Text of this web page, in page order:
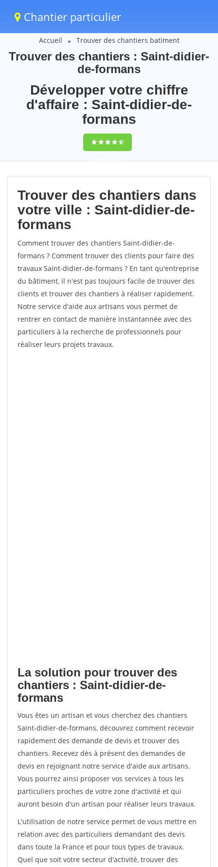
Chantier particulier
Accueil Trouver des chantiers batiment
Trouver des chantiers : Saint-didier-
de-formans
Développer votre chiffre
d'affaire : Saint-didier-de-
formans
9,5(100%)77
votes
Trouver des chantiers dans
votre ville : Saint-didier-de-
formans
Comment trouver des chantiers Saint-didier-de-
formans ? Comment trouver des clients pour faire des
travaux Saint-didier-de-formans ? En tant qu'entreprise
du bâtiment, il n'est pas toujours facile de trouver des
clients et trouver des chantiers à réaliser rapidement.
Notre service d'aide aux artisans vous permet de
rentrer en contact de manière instantannée avec des
particuliers à la recherche de professionnels pour
réaliser leurs projets travaux.
La solution pour trouver des
chantiers : Saint-didier-de-
formans
Vous êtes un artisan et vous cherchez des chantiers
Saint-didier-de-formans, découvrez comment recevoir
rapidement des demande de devis et trouver des
chantiers. Recevez dès à présent des demandes de
devis en rejoignant notre service d'aide aux artisans.
Vous pourrez ainsi proposer vos services à tous les
particuliers proches de votre zone d'activité et qui
auront besoin d'un artisan pour réaliser leurs travaux.
L'utilisation de notre service permet de vous mettre en
relation avec des particuliers demandant des devis
dans toute la France et pour tous types de travaux.
Quel que soit votre secteur d'activité, trouver des